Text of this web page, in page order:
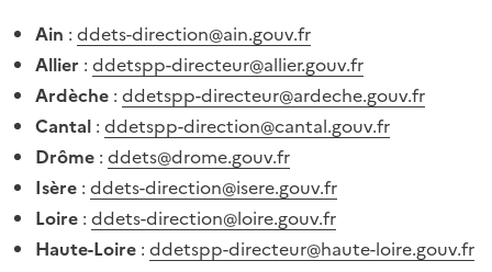
Ain : ddets-direction@ain.gouv.fr
Allier : ddetspp-directeur@allier.gouv.fr
Ardèche : ddetspp-directeur@ardeche.gouv.fr
Cantal : ddetspp-direction@cantal.gouv.fr
Drôme : ddets@drome.gouv.fr
Isère : ddets-direction@isere.gouv.fr
Loire : ddets-direction@loire.gouv.fr
Haute-Loire : ddetspp-directeur@haute-loire.gouv.fr